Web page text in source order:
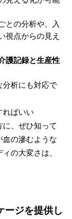
との分析や、入
視点からの見え
護記録と生産性
分析にも対応で
ればいい
、ぜひ知って
血の滲むような
の大変さは、
ージを提供し